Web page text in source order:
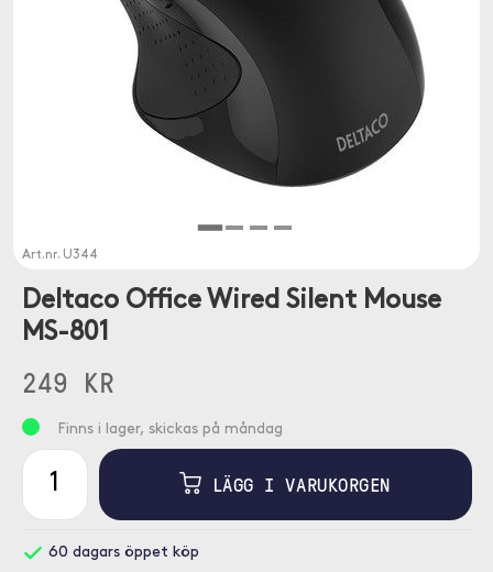
Art.nr. U344
Deltaco Office Wired Silent Mouse
MS-801
249 KR
Finns i lager, skickas på måndag
LÄGG I VARUKORGEN
60 dagars öppet köp